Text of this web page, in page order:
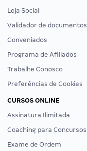
Loja Social
Validador de documentos
Conveniados
Programa de Afiliados
Trabalhe Conosco
Preferências de Cookies
CURSOS ONLINE
Assinatura Ilimitada
Coaching para Concursos
Exame de Ordem